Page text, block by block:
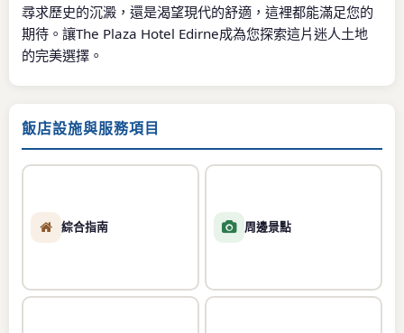
尋求歷史的沉澱，還是渴望現代的舒適，這裡都能滿足您的
期待。讓The Plaza Hotel Edirne成為您探索這片迷人土地
的完美選擇。
飯店設施與服務項目
綜合指南 周邊景點